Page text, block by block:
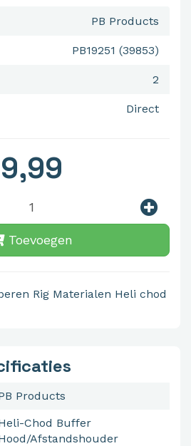
PB Products
PB19251 (39853)
2
Direct
9,99
Toevoegen
Rig Materialen Heli chod
Products
Chod Buffer
Afstandshouder